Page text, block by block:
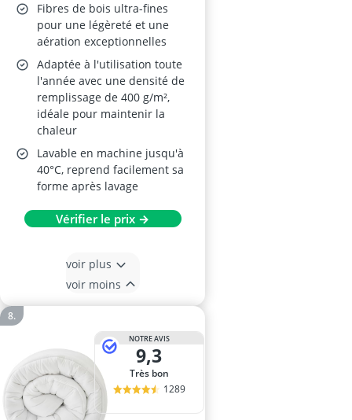
Fibres de bois ultra-fines
pour une légèreté et une
aération exceptionnelles
Adaptée à l'utilisation toute
l'année avec une densité de
remplissage de 400 g/m²,
idéale pour maintenir la
chaleur
Lavable en machine jusqu'à
40°C, reprend facilement sa
forme après lavage
Vérifier le prix →
voir plus
voir moins
NOTRE AVIS
9,3
Très bon
1289